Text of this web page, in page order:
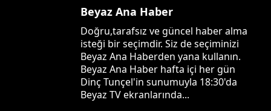
Beyaz Ana Haber
Doğru,tarafsız ve güncel haber alma
isteği bir seçimdir. Siz de seçiminizi
Beyaz Ana Haberden yana kullanın.
Beyaz Ana Haber hafta içi her gün
Dinç Tunçel'in sunumuyla 18:30'da
Beyaz TV ekranlarında...